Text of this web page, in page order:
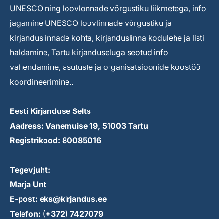
UNESCO ning loovlonnade võrgustiku liikmetega, info
jagamine UNESCO loovlinnade võrgustiku ja
kirjanduslinnade kohta, kirjanduslinna kodulehe ja listi
haldamine, Tartu kirjanduseluga seotud info
vahendamine, asutuste ja organisatsioonide koostöö
koordineerimine..
Eesti Kirjanduse Selts
Aadress: Vanemuise 19, 51003 Tartu
Registrikood: 80085016
Tegevjuht:
Marja Unt
E-post: eks@kirjandus.ee
Telefon: (+372) 7427079